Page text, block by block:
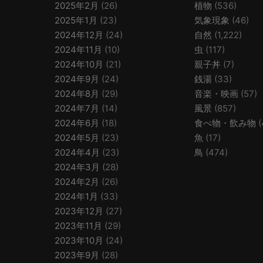
2025年2月 (26)
2025年1月 (23)
2024年12月 (24)
2024年11月 (10)
2024年10月 (21)
2024年9月 (24)
2024年8月 (29)
2024年7月 (14)
2024年6月 (18)
2024年5月 (23)
2024年4月 (23)
2024年3月 (28)
2024年2月 (26)
2024年1月 (33)
2023年12月 (27)
2023年11月 (29)
2023年10月 (24)
2023年9月 (28)
植物 (536)
気象現象 (46)
自然 (1,222)
虫 (117)
親子丼 (7)
銭湯 (33)
音楽・映画 (57)
風景 (857)
食べ物・飲み物
魚 (17)
鳥 (474)